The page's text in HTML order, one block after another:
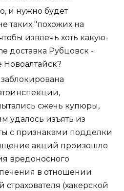
и нужно будет
таких "похожих на
извлечь хоть какую-
доставка Рубцовск -
Новоалтайск?
сжечь купюры,
удалось изъять из
с признаками подделки
акций произошло
вредоносного
в отношении
(хакерской